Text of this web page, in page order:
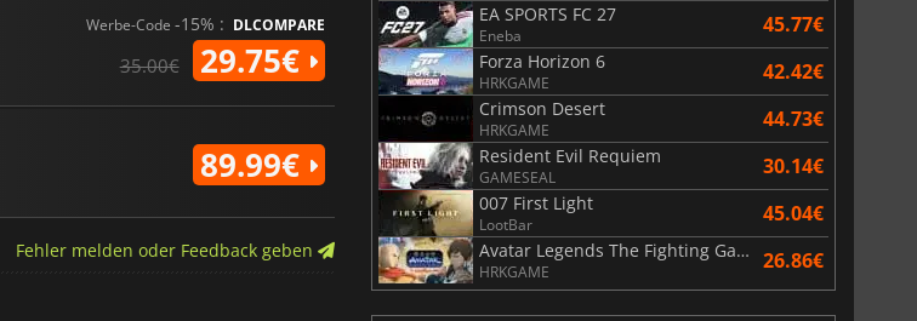
Werbe-Code -15% : DLCOMPARE
35.00€ 29.75€
89.99€
Fehler melden oder Feedback geben
EA SPORTS FC 27
Eneba 45.77€
Forza Horizon 6
HRKGAME 42.42€
Crimson Desert
HRKGAME 44.73€
Resident Evil Requiem
GAMESEAL 30.14€
007 First Light
LootBar 45.04€
Avatar Legends The Fighting Game
HRKGAME 26.86€